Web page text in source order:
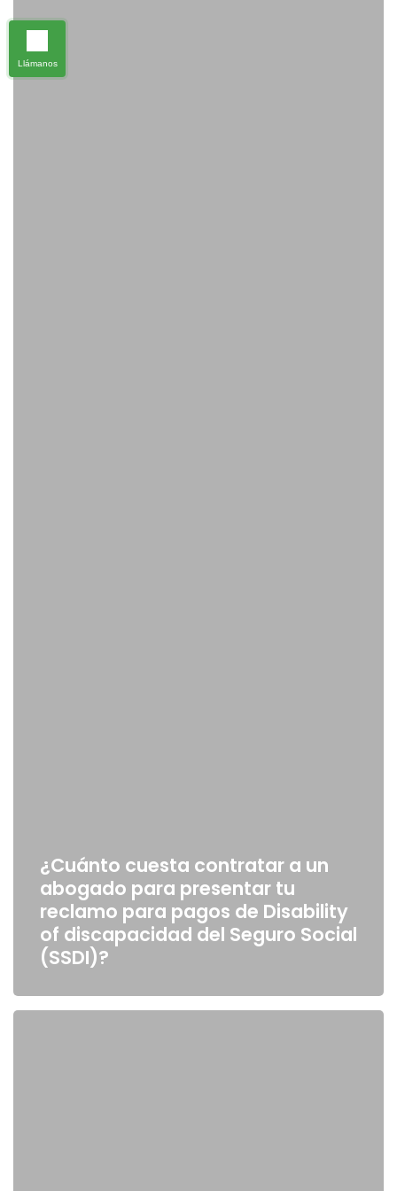
¿Cuánto cuesta contratar a un
abogado para presentar tu
reclamo para pagos de Disability
of discapacidad del Seguro Social
(SSDI)?
Llámanos